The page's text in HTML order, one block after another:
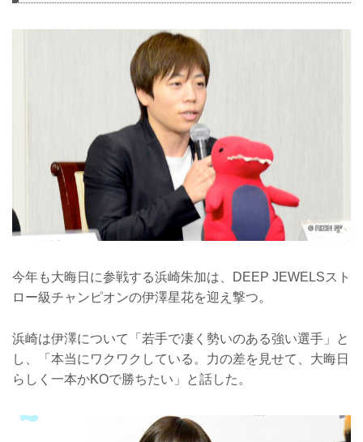
今年も大晦日に参戦する浜崎朱加は、DEEP JEWELSスト
ロー級チャンピオンの伊澤星花を迎え撃つ。
浜崎は伊澤について「若手で凄く勢いのある強い選手」と
し、「本当にワクワクしている。力の差を見せて、大晦日
らしく一本かKOで勝ちたい」と話した。